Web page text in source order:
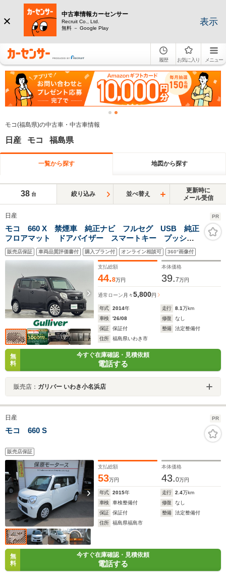
中古車情報カーセンサー
Recruit Co., Ltd.
無料 － Google Play
表示
履歴 お気に入り メニュー
モコ(福島県)の中古車・中古車情報
日産 モコ 福島県
一覧から探す 地図から探す
38 台 絞り込み 並べ替え
更新時に
メール受信
日産 PR
モコ 660 X 禁煙車 純正ナビ フルセグ USB 純正
フロアマット ドアバイザー スマートキー プッシュ
スタート 電動格納ミラー オートエアコン
販売店保証 車両品質評価書付 購入プラン付 オンライン相談可 360°画像付
支払総額
44.8万円
本体価格
39.7万円
通常ローン 月々5,800円
年式 2014年 走行 8.1万km
車検
'26/08 修復
なし
保証
保証付 整備
法定整備付
住所
福島県いわき市
無
料
今すぐ在庫確認・見積依頼
電話する
販売店： ガリバー いわき小名浜店
日産 PR
モコ 660 S
販売店保証
支払総額
53万円
本体価格
43.0万円
年式 2015年 走行 2.4万km
車検
車検整備付 修復
なし
保証
保証付 整備
法定整備付
住所
福島県福島市
無
料
今すぐ在庫確認・見積依頼
電話する